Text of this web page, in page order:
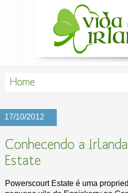
Home
17/10/2012
Conhecendo a
Estate
Powerscourt Estate é uma